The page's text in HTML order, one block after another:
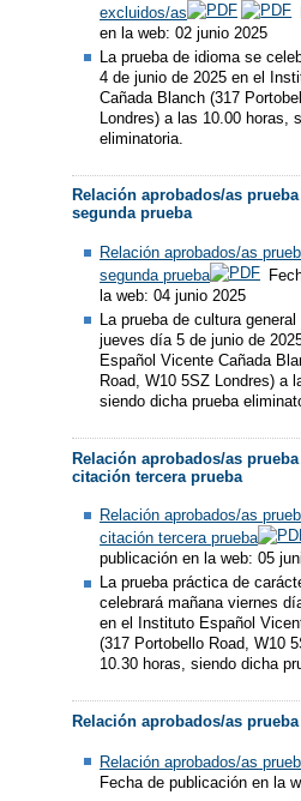
excluidos/as
en la web: 02 junio 2025
La prueba de idioma se
4 de junio de 2025 en el
Cañada Blanch (317
Londres) a las 10.00 horas,
eliminatoria.
Relación aprobados/as
segunda prueba
Relación aprobados/as
segunda prueba
la web: 04 junio 2025
La prueba de cultura
jueves día 5 de junio de
Español Vicente Cañada
Road, W10 5SZ Londres) a
siendo dicha prueba
Relación aprobados/as
citación tercera prueba
Relación aprobados/as
citación tercera prueba
publicación en la web: 05
La prueba práctica de
celebrará mañana viernes
en el Instituto Español
(317 Portobello Road, W10
10.30 horas, siendo dicha
Relación aprobados/as
Relación aprobados/as
Fecha de publicación en la